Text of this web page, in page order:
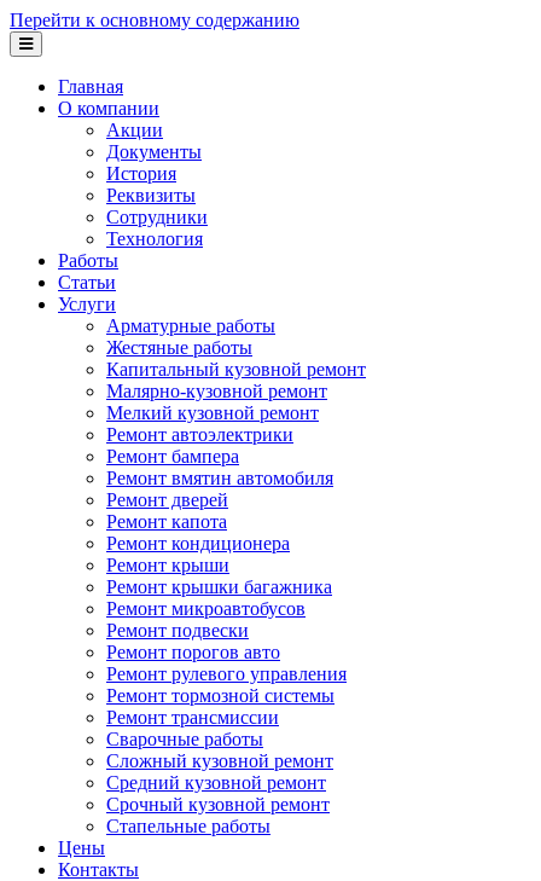
Перейти к основному содержанию
Главная
О компании
Акции
Документы
История
Реквизиты
Сотрудники
Технология
Работы
Статьи
Услуги
Арматурные работы
Жестяные работы
Капитальный кузовной ремонт
Малярно-кузовной ремонт
Мелкий кузовной ремонт
Ремонт автоэлектрики
Ремонт бампера
Ремонт вмятин автомобиля
Ремонт дверей
Ремонт капота
Ремонт кондиционера
Ремонт крыши
Ремонт крышки багажника
Ремонт микроавтобусов
Ремонт подвески
Ремонт порогов авто
Ремонт рулевого управления
Ремонт тормозной системы
Ремонт трансмиссии
Сварочные работы
Сложный кузовной ремонт
Средний кузовной ремонт
Срочный кузовной ремонт
Стапельные работы
Цены
Контакты